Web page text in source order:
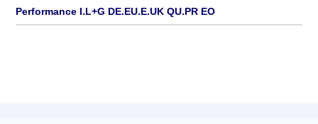
Performance I.L+G DE.EU.E.UK QU.PR EO